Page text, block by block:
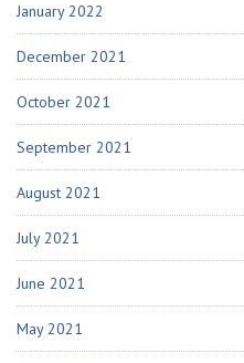
January 2022
December 2021
October 2021
September 2021
August 2021
July 2021
June 2021
May 2021